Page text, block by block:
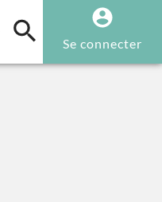
(CURRENT)
Se connecter